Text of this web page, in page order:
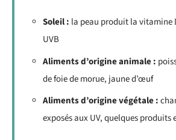
Soleil : la peau produit la vitamine
UVB
Aliments d’origine animale :
de foie de morue, jaune d’œuf
Aliments d’origine végétale :
exposés aux UV, quelques produits